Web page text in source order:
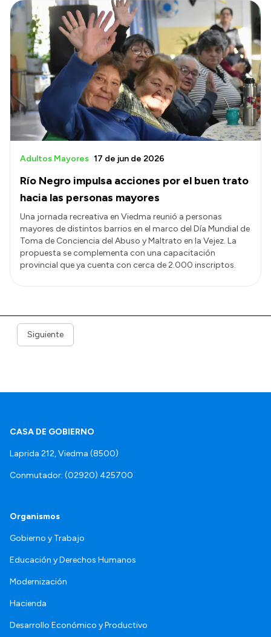
Río Negro impulsa acciones por el buen trato
hacia las personas mayores
Adultos Mayores 17 de jun de 2026
Una jornada recreativa en Viedma reunió a personas
mayores de distintos barrios en el marco del Día Mundial de
Toma de Conciencia del Abuso y Maltrato en la Vejez. La
propuesta se complementa con una capacitación
provincial que ya cuenta con cerca de 2.000 inscriptos.
Siguiente
CASA DE GOBIERNO
Laprida 212, Viedma (8500)
Conmutador: (02920) 425700
Organismos
Gobierno y Trabajo
Educación y Derechos Humanos
Modernización
Hacienda
Desarrollo Económico y Productivo